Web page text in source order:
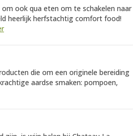
ook qua eten om te schakelen naar
heerlijk herfstachtig comfort food!
die om een originele bereiding
aardse smaken: pompoen,